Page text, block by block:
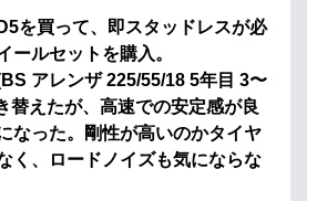
を買って、即スタッドレスが必
ールセットを購入。
アレンザ 225/55/18 5年目 3〜
替えたが、高速での安定感が良
なった。剛性が高いのかタイヤ
く、ロードノイズも気にならな